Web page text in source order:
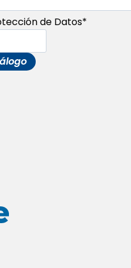
de Datos*